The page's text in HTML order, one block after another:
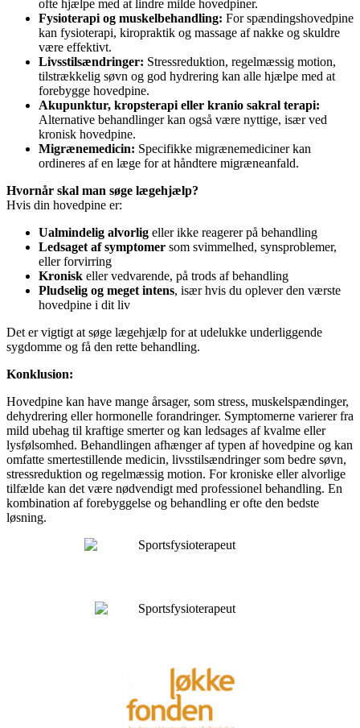
ofte hjælpe med at lindre milde hovedpiner.
Fysioterapi og muskelbehandling: For spændingshovedpine
kan fysioterapi, kiropraktik og massage af nakke og skuldre
være effektivt.
Livsstilsændringer: Stressreduktion, regelmæssig motion,
tilstrækkelig søvn og god hydrering kan alle hjælpe med at
forebygge hovedpine.
Akupunktur, kropsterapi eller kranio sakral terapi:
Alternative behandlinger kan også være nyttige, især ved
kronisk hovedpine.
Migrænemedicin: Specifikke migrænemediciner kan
ordineres af en læge for at håndtere migræneanfald.
Hvornår skal man søge lægehjælp?
Hvis din hovedpine er:
Ualmindelig alvorlig eller ikke reagerer på behandling
Ledsaget af symptomer som svimmelhed, synsproblemer,
eller forvirring
Kronisk eller vedvarende, på trods af behandling
Pludselig og meget intens, især hvis du oplever den værste
hovedpine i dit liv
Det er vigtigt at søge lægehjælp for at udelukke underliggende
sygdomme og få den rette behandling.
Konklusion:
Hovedpine kan have mange årsager, som stress, muskelspændinger,
dehydrering eller hormonelle forandringer. Symptomerne varierer fra
mild ubehag til kraftige smerter og kan ledsages af kvalme eller
lysfølsomhed. Behandlingen afhænger af typen af hovedpine og kan
omfatte smertestillende medicin, livsstilsændringer som bedre søvn,
stressreduktion og regelmæssig motion. For kroniske eller alvorlige
tilfælde kan det være nødvendigt med professionel behandling. En
kombination af forebyggelse og behandling er ofte den bedste
løsning.